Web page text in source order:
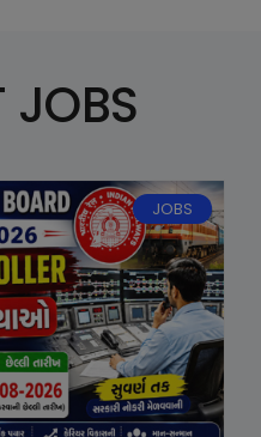
JOBS
JOBS